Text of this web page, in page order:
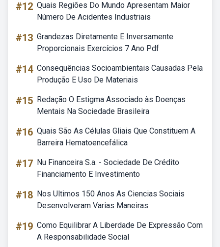
#12 Quais Regiões Do Mundo Apresentam Maior
Número De Acidentes Industriais
#13 Grandezas Diretamente E Inversamente
Proporcionais Exercícios 7 Ano Pdf
#14 Consequências Socioambientais Causadas Pela
Produção E Uso De Materiais
#15 Redação O Estigma Associado às Doenças
Mentais Na Sociedade Brasileira
#16 Quais São As Células Gliais Que Constituem A
Barreira Hematoencefálica
#17 Nu Financeira S.a. - Sociedade De Crédito
Financiamento E Investimento
#18 Nos Ultimos 150 Anos As Ciencias Sociais
Desenvolveram Varias Maneiras
#19 Como Equilibrar A Liberdade De Expressão Com
A Responsabilidade Social